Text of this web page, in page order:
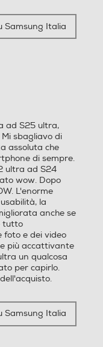
memoria
NFC
USB Type-C
Samsung Italia
ad S25 ultra,
sbagliavo di
assoluta che
di sempre.
ultra ad S24
wow. Dopo
L'enorme
la
anche se
tutto
foto e dei video
più accattivante
un qualcosa
per capirlo.
Samsung Italia